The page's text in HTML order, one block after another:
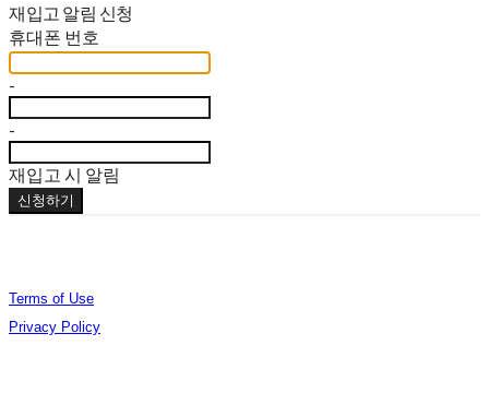
재입고 알림 신청
휴대폰 번호
-
-
재입고 시 알림
신청하기
Terms of Use
Privacy Policy